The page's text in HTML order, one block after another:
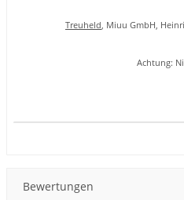
Treuheld, Miuu GmbH,
Achtung:
Bewertungen